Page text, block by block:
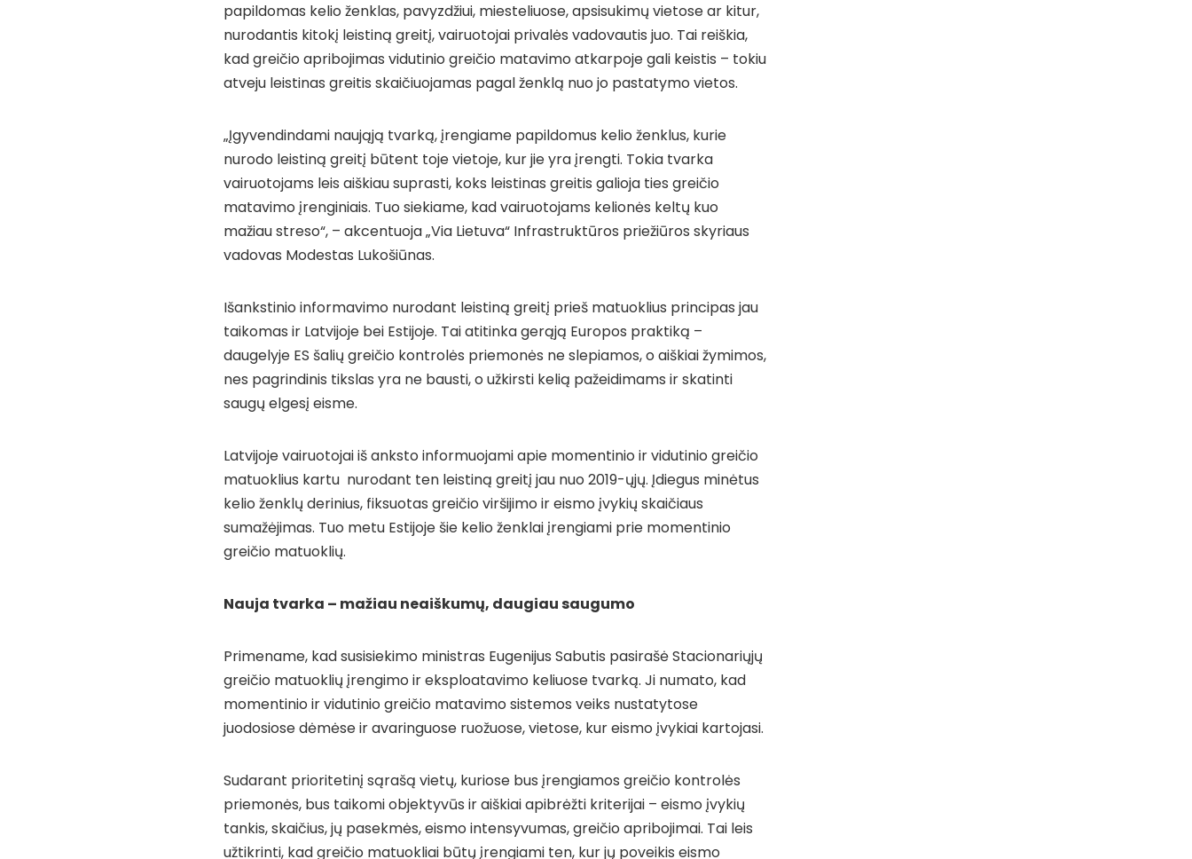
papildomas kelio ženklas, pavyzdžiui, miesteliuose, apsisukimų vietose ar kitur,
nurodantis kitokį leistiną greitį, vairuotojai privalės vadovautis juo. Tai reiškia,
kad greičio apribojimas vidutinio greičio matavimo atkarpoje gali keistis – tokiu
atveju leistinas greitis skaičiuojamas pagal ženklą nuo jo pastatymo vietos.
„Įgyvendindami naująją tvarką, įrengiame papildomus kelio ženklus, kurie
nurodo leistiną greitį būtent toje vietoje, kur jie yra įrengti. Tokia tvarka
vairuotojams leis aiškiau suprasti, koks leistinas greitis galioja ties greičio
matavimo įrenginiais. Tuo siekiame, kad vairuotojams kelionės keltų kuo
mažiau streso“, – akcentuoja „Via Lietuva“ Infrastruktūros priežiūros skyriaus
vadovas Modestas Lukošiūnas.
Išankstinio informavimo nurodant leistiną greitį prieš matuoklius principas jau
taikomas ir Latvijoje bei Estijoje. Tai atitinka gerąją Europos praktiką –
daugelyje ES šalių greičio kontrolės priemonės ne slepiamos, o aiškiai žymimos,
nes pagrindinis tikslas yra ne bausti, o užkirsti kelią pažeidimams ir skatinti
saugų elgesį eisme.
Latvijoje vairuotojai iš anksto informuojami apie momentinio ir vidutinio greičio
matuoklius kartu nurodant ten leistiną greitį jau nuo 2019-ųjų. Įdiegus minėtus
kelio ženklų derinius, fiksuotas greičio viršijimo ir eismo įvykių skaičiaus
sumažėjimas. Tuo metu Estijoje šie kelio ženklai įrengiami prie momentinio
greičio matuoklių.
Nauja tvarka – mažiau neaiškumų, daugiau saugumo
Primename, kad susisiekimo ministras Eugenijus Sabutis pasirašė Stacionariųjų
greičio matuoklių įrengimo ir eksploatavimo keliuose tvarką. Ji numato, kad
momentinio ir vidutinio greičio matavimo sistemos veiks nustatytose
juodosiose dėmėse ir avaringuose ruožuose, vietose, kur eismo įvykiai kartojasi.
Sudarant prioritetinį sąrašą vietų, kuriose bus įrengiamos greičio kontrolės
priemonės, bus taikomi objektyvūs ir aiškiai apibrėžti kriterijai – eismo įvykių
tankis, skaičius, jų pasekmės, eismo intensyvumas, greičio apribojimai. Tai leis
užtikrinti, kad greičio matuokliai būtų įrengiami ten, kur jų poveikis eismo